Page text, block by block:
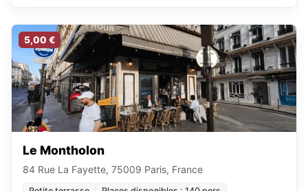
5,00 €
Le Montholon
84 Rue La Fayette, 75009 Paris, France